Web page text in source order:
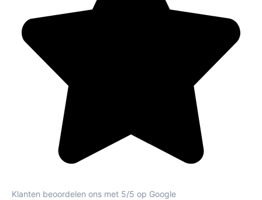
Klanten beoordelen ons met 5/5 op Google